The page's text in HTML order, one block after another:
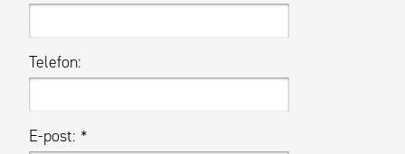
Telefon:
E-post: *